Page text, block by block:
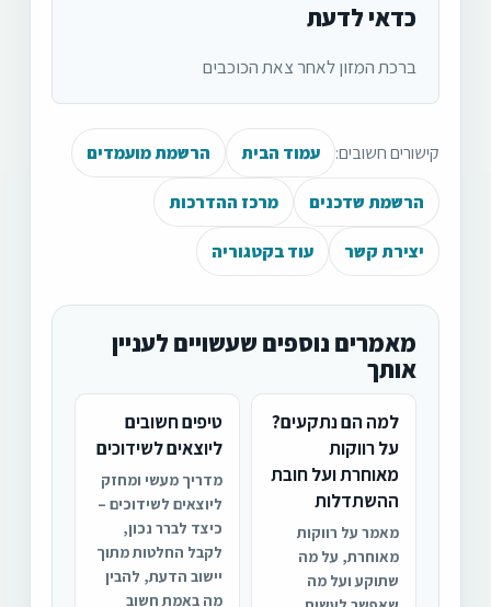
כדאי לדעת
ברכת המזון לאחר צאת הכוכבים
קישורים חשובים: עמוד הבית הרשמת מועמדים
הרשמת שדכנים מרכז ההדרכות
יצירת קשר עוד בקטגוריה
מאמרים נוספים שעשויים לעניין
אותך
למה הם נתקעים?
על רווקות
מאוחרת ועל חובת
ההשתדלות
מאמר על רווקות
מאוחרת, על מה
שתוקע ועל מה
טיפים חשובים
ליוצאים לשידוכים
מדריך מעשי ומחזק
ליוצאים לשידוכים –
כיצד לברר נכון,
לקבל החלטות מתוך
יישוב הדעת, להבין
מה באמת חשוב